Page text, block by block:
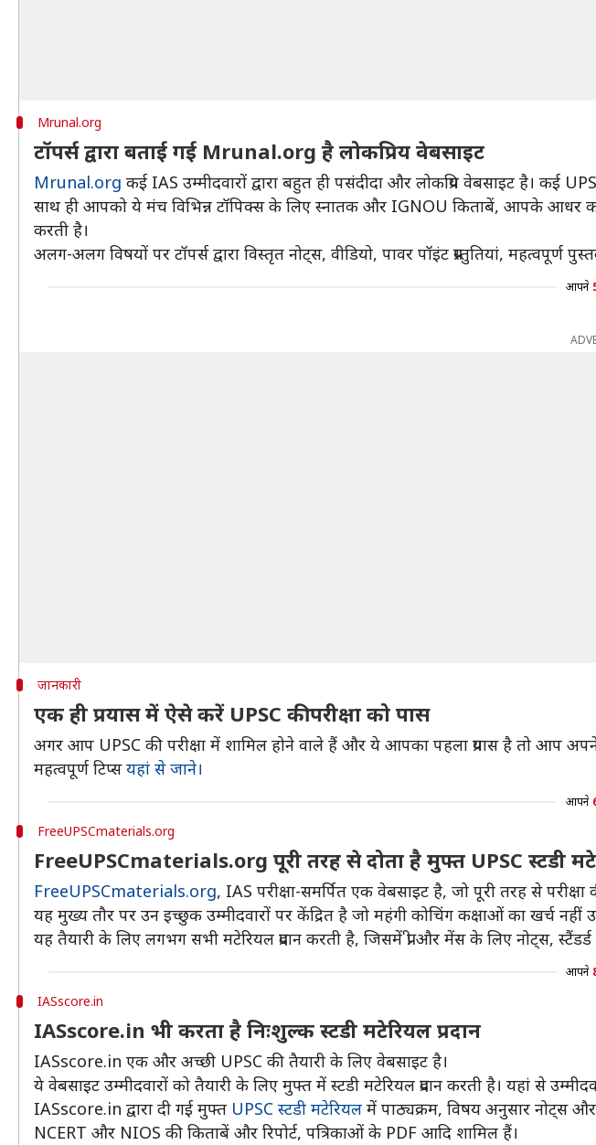
Mrunal.org
टॉपर्स द्वारा बताई गई Mrunal.org है लोकप्रिय वेबसाइट
Mrunal.org कई IAS उम्मीदवारों द्वारा बहुत ही पसंदीदा और लोकप्रिय वेबसाइट है। कई
साथ ही आपको ये मंच विभिन्न टॉपिक्स के लिए स्नातक और IGNOU किताबें, आपके आधर
करती है।
अलग-अलग विषयों पर टॉपर्स द्वारा विस्तृत नोट्स, वीडियो, पावर पॉइंट प्रस्तुतियां, महत्वपूर्ण
आपने
जानकारी
एक ही प्रयास में ऐसे करें UPSC की परीक्षा को पास
अगर आप UPSC की परीक्षा में शामिल होने वाले हैं और ये आपका पहला प्रयास है तो आप
महत्वपूर्ण टिप्सयहां से जाने।
आपने
FreeUPSCmaterials.org
FreeUPSCmaterials.org पूरी तरह से दोता है मुफ्त UPSC स्टडी
FreeUPSCmaterials.org, IAS परीक्षा-समर्पित एक वेबसाइट है, जो पूरी तरह से
यह मुख्य तौर पर उन इच्छुक उम्मीदवारों पर केंद्रित है जो महंगी कोचिंग कक्षाओं का खर्च नहीं
यह तैयारी के लिए लगभग सभी मटेरियल प्रदान करती है, जिसमें प्री और मेंस के लिए नोट्स,
आपने
IASscore.in
IASscore.in भी करता है निःशुल्क स्टडी मटेरियल प्रदान
IASscore.in एक और अच्छी UPSC की तैयारी के लिए वेबसाइट है।
ये वेबसाइट उम्मीदवारों को तैयारी के लिए मुफ्त में स्टडी मटेरियल प्रदान करती है। यहां से
IASscore.in द्वारा दी गई मुफ्त UPSC स्टडी मटेरियल में पाठ्यक्रम, विषय अनुसार नोट्स और
NCERT और NIOS की किताबें और रिपोर्ट, पत्रिकाओं के PDF आदि शामिल हैं।